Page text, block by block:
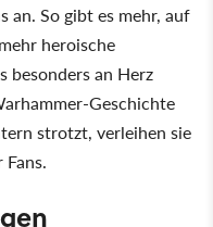
an. So gibt es mehr, auf
heroische
besonders an Herz
Geschichte
strotzt, verleihen sie